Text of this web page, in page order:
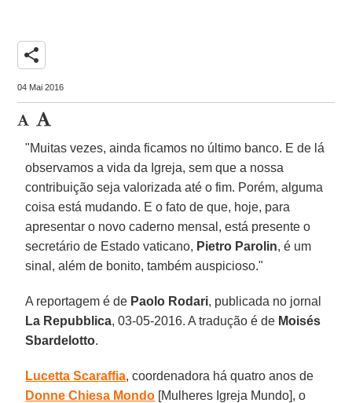
share
04 Mai 2016
"Muitas vezes, ainda ficamos no último banco. E de lá
observamos a vida da Igreja, sem que a nossa
contribuição seja valorizada até o fim. Porém, alguma
coisa está mudando. E o fato de que, hoje, para
apresentar o novo caderno mensal, está presente o
secretário de Estado vaticano, Pietro Parolin, é um
sinal, além de bonito, também auspicioso."
A reportagem é de Paolo Rodari, publicada no jornal
La Repubblica, 03-05-2016. A tradução é de Moisés
Sbardelotto.
Lucetta Scaraffia, coordenadora há quatro anos de
Donne Chiesa Mondo [Mulheres Igreja Mundo], o